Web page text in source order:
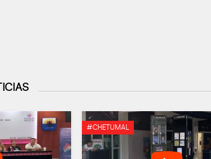
#CHETUMAL